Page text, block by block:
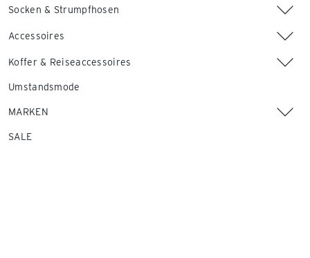
Socken & Strumpfhosen
Accessoires
Koffer & Reiseaccessoires
Umstandsmode
MARKEN
SALE